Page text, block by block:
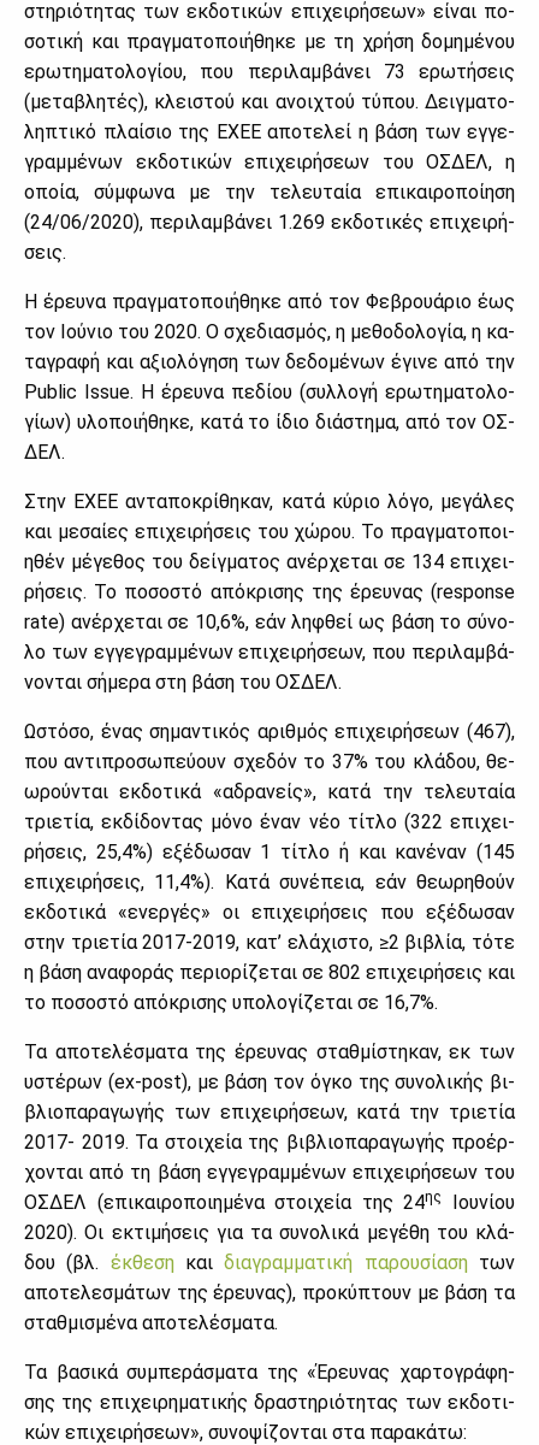
στη­ριό­τη­τας των εκ­δο­τι­κών επι­χει­ρή­σε­ων» εί­ναι πο­
σο­τι­κή και πραγ­μα­το­ποι­ή­θη­κε με τη χρή­ση δο­μη­μέ­νου
ερω­τη­μα­το­λο­γί­ου, που πε­ρι­λαμ­βά­νει 73 ερω­τή­σεις
(με­τα­βλη­τές), κλει­στού και ανοι­χτού τύ­που. Δειγ­μα­το­
λη­πτι­κό πλαί­σιο της ΕΧΕΕ απο­τε­λεί η βά­ση των εγ­γε­
γραμ­μέ­νων εκ­δο­τι­κών επι­χει­ρή­σε­ων του ΟΣ­ΔΕΛ, η
οποία, σύμ­φω­να με την τε­λευ­ταία επι­και­ρο­ποί­η­ση
(24/06/2020), πε­ρι­λαμ­βά­νει 1.269 εκ­δο­τι­κές επι­χει­ρή­
σεις.
Η έρευ­να πραγ­μα­το­ποι­ή­θη­κε από τον Φε­βρουά­ριο έως
τον Ιού­νιο του 2020. Ο σχε­δια­σμός, η με­θο­δο­λο­γία, η κα­
τα­γρα­φή και αξιο­λό­γη­ση των δε­δο­μέ­νων έγι­νε από την
Public Issue. Η έρευ­να πε­δί­ου (συλ­λο­γή ερω­τη­μα­το­λο­
γί­ων) υλο­ποι­ή­θη­κε, κα­τά το ίδιο διά­στη­μα, από τον ΟΣ­
ΔΕΛ.
Στην ΕΧΕΕ αντα­πο­κρί­θη­καν, κα­τά κύ­ριο λό­γο, με­γά­λες
και με­σαί­ες επι­χει­ρή­σεις του χώ­ρου. Το πραγ­μα­το­ποι­
η­θέν μέ­γε­θος του δείγ­μα­τος ανέρ­χε­ται σε 134 επι­χει­
ρή­σεις. Το πο­σο­στό από­κρι­σης της έρευ­νας (response
rate) ανέρ­χε­ται σε 10,6%, εάν λη­φθεί ως βά­ση το σύ­νο­
λο των εγ­γε­γραμ­μέ­νων επι­χει­ρή­σε­ων, που πε­ρι­λαμ­βά­
νο­νται σή­με­ρα στη βά­ση του ΟΣ­ΔΕΛ.
Ωστό­σο, ένας ση­μα­ντι­κός αριθ­μός επι­χει­ρή­σε­ων (467),
που αντι­προ­σω­πεύ­ουν σχε­δόν το 37% του κλά­δου, θε­
ω­ρού­νται εκ­δο­τι­κά «αδρα­νείς», κα­τά την τε­λευ­ταία
τριε­τία, εκ­δί­δο­ντας μό­νο έναν νέο τί­τλο (322 επι­χει­
ρή­σεις, 25,4%) εξέ­δω­σαν 1 τί­τλο ή και κα­νέ­ναν (145
επι­χει­ρή­σεις, 11,4%). Κα­τά συ­νέ­πεια, εάν θε­ω­ρη­θούν
εκ­δο­τι­κά «ενερ­γές» οι επι­χει­ρή­σεις που εξέ­δω­σαν
στην τριε­τία 2017-2019, κα­τ’ ελά­χι­στο, ≥2 βι­βλία, τό­τε
η βά­ση ανα­φο­ράς πε­ριο­ρί­ζε­ται σε 802 επι­χει­ρή­σεις και
το πο­σο­στό από­κρι­σης υπο­λο­γί­ζε­ται σε 16,7%.
Τα απο­τε­λέ­σμα­τα της έρευ­νας σταθ­μί­στη­καν, εκ των
υστέ­ρων (ex-post), με βά­ση τον όγκο της συ­νο­λι­κής βι­
βλιο­πα­ρα­γω­γής των επι­χει­ρή­σε­ων, κα­τά την τριε­τία
2017- 2019. Τα στοι­χεία της βι­βλιο­πα­ρα­γω­γής προ­έρ­
χο­νται από τη βά­ση εγ­γε­γραμ­μέ­νων επι­χει­ρή­σε­ων του
ΟΣ­ΔΕΛ (επι­και­ρο­ποι­η­μέ­να στοι­χεία της 24ης
Ιου­νί­ου
2020). Οι εκτι­μή­σεις για τα συ­νο­λι­κά με­γέ­θη του κλά­
δου (βλ. έκ­θε­σηκαιδια­γραμ­μα­τι­κή πα­ρου­σί­α­σητων
απο­τε­λε­σμά­των της έρευ­νας), προ­κύ­πτουν με βά­ση τα
σταθ­μι­σμέ­να απο­τε­λέ­σμα­τα.
Τα βα­σι­κά συ­μπε­ρά­σμα­τα της «Έρευ­νας χαρ­το­γρά­φη­
σης της επι­χει­ρη­μα­τι­κής δρα­στη­ριό­τη­τας των εκ­δο­τι­
κών επι­χει­ρή­σε­ων», συ­νο­ψί­ζο­νται στα πα­ρα­κά­τω: